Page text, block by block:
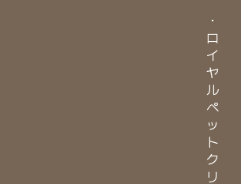
・
ロ
イ
ヤ
ル
ペ
ッ
ト
ク
リ